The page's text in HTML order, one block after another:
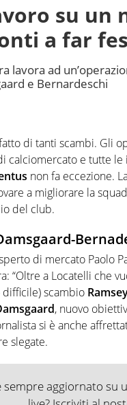
su un
a far
lavora ad
e Bernardeschi
di tanti scambi. Gli
calciomercato e tutte
non fa eccezione.
a migliorare la
del club.
di mercato Paolo
“Oltre a Locatelli che
scambio
, nuovo
si è anche
slegate.
sempre aggiornato su